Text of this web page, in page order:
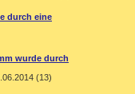
durch eine
wurde durch
(13)